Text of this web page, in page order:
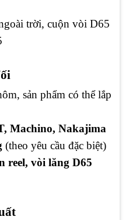
trời, cuộn vòi D65
sản phẩm có thể lắp
Machino, Nakajima
(theo yêu cầu đặc biệt)
reel, vòi lăng D65